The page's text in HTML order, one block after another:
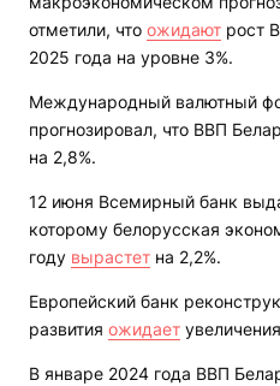
отметили, что ожидают рост
2025 года на уровне 3%.
Международный валютный
прогнозировал, что ВВП
на 2,8%.
12 июня Всемирный банк
которому белорусская
году вырастет на 2,2%.
Европейский банк
развития ожидает
В январе 2024 года ВВП